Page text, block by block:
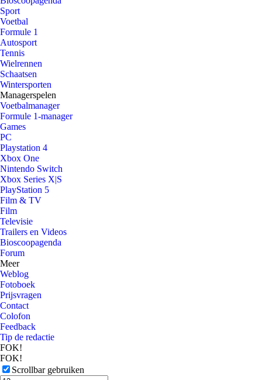
Sport
Voetbal
Formule 1
Autosport
Tennis
Wielrennen
Schaatsen
Wintersporten
Managerspelen
Voetbalmanager
Formule 1-manager
Games
PC
Playstation 4
Xbox One
Nintendo Switch
Xbox Series X|S
PlayStation 5
Film & TV
Film
Televisie
Trailers en Videos
Bioscoopagenda
Forum
Meer
Weblog
Fotoboek
Prijsvragen
Contact
Colofon
Feedback
Tip de redactie
FOK!
FOK!
Scrollbar gebruiken